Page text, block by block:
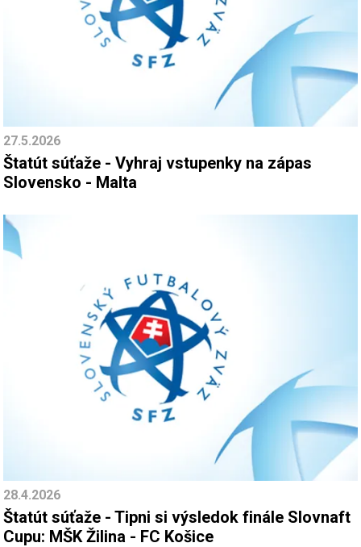
27.5.2026
Štatút súťaže - Vyhraj vstupenky na zápas
Slovensko - Malta
28.4.2026
Štatút súťaže - Tipni si výsledok finále Slovnaft
Cupu: MŠK Žilina - FC Košice